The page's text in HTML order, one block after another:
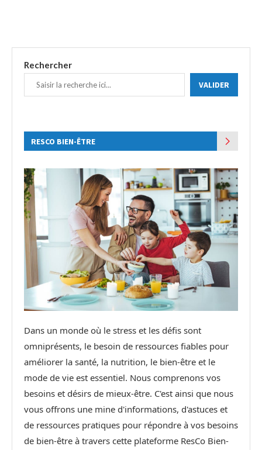
Rechercher
VALIDER
RESCO BIEN-ÊTRE
Dans un monde où le stress et les défis sont
omniprésents, le besoin de ressources fiables pour
améliorer la santé, la nutrition, le bien-être et le
mode de vie est essentiel. Nous comprenons vos
besoins et désirs de mieux-être. C'est ainsi que nous
vous offrons une mine d'informations, d'astuces et
de ressources pratiques pour répondre à vos besoins
de bien-être à travers cette plateforme ResCo Bien-